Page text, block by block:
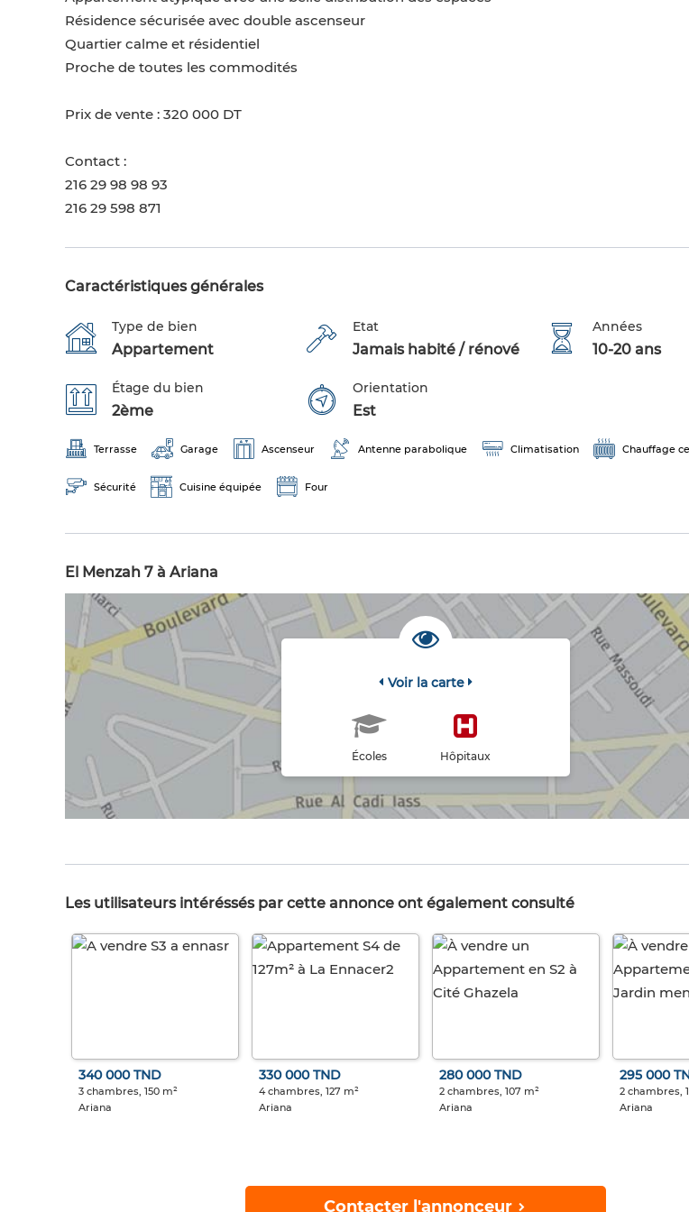
Résidence sécurisée avec double ascenseur
Quartier calme et résidentiel
Proche de toutes les commodités
Prix de vente : 320 000 DT
Contact :
216 29 98 98 93
216 29 598 871
Caractéristiques générales
Type de bien
Appartement
Etat
Jamais habité / rénové
Années
10-20 ans
Étage du bien
2ème
Orientation
Est
Terrasse Garage Ascenseur Antenne parabolique Climatisation Chauffage
Sécurité Cuisine équipée Four
El Menzah 7 à Ariana
Voir la carte
Écoles Hôpitaux
Les utilisateurs intéréssés par cette annonce ont également consulté
340 000 TND
3 chambres, 150 m²
Ariana
330 000 TND
4 chambres, 127 m²
Ariana
280 000 TND
2 chambres, 107 m²
Ariana
295 000
2 chambres,
Ariana
Contacter l'annonceur